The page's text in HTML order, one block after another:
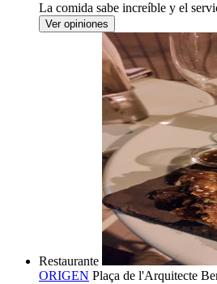
La comida sabe increíble y el
Ver opiniones
Restaurante
ORIGEN Plaça de l'Arquitecte